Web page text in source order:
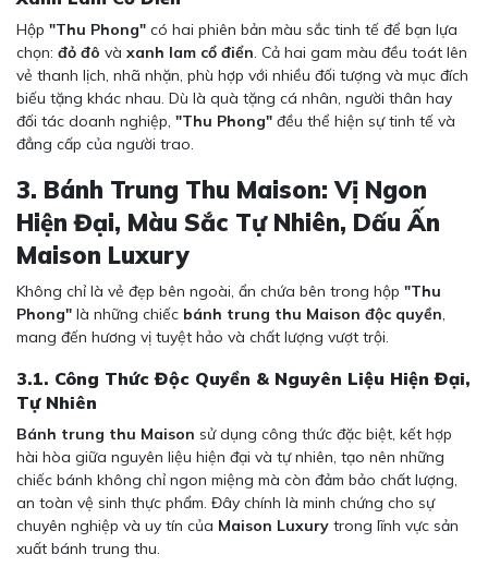
Hộp "Thu Phong" có hai phiên bản màu sắc tinh tế để bạn lựa
chọn: đỏ đô và xanh lam cổ điển. Cả hai gam màu đều toát lên
vẻ thanh lịch, nhã nhặn, phù hợp với nhiều đối tượng và mục đích
biếu tặng khác nhau. Dù là quà tặng cá nhân, người thân hay
đối tác doanh nghiệp, "Thu Phong" đều thể hiện sự tinh tế và
đẳng cấp của người trao.
3. Bánh Trung Thu Maison: Vị Ngon
Hiện Đại, Màu Sắc Tự Nhiên, Dấu Ấn
Maison Luxury
Không chỉ là vẻ đẹp bên ngoài, ẩn chứa bên trong hộp "Thu
Phong" là những chiếc bánh trung thu Maison độc quyền,
mang đến hương vị tuyệt hảo và chất lượng vượt trội.
3.1. Công Thức Độc Quyền & Nguyên Liệu Hiện Đại,
Tự Nhiên
Bánh trung thu Maison sử dụng công thức đặc biệt, kết hợp
hài hòa giữa nguyên liệu hiện đại và tự nhiên, tạo nên những
chiếc bánh không chỉ ngon miệng mà còn đảm bảo chất lượng,
an toàn vệ sinh thực phẩm. Đây chính là minh chứng cho sự
chuyên nghiệp và uy tín của Maison Luxury trong lĩnh vực sản
xuất bánh trung thu.